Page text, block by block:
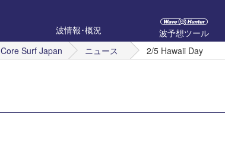
波情報･概況
波予想ツール
Core Surf Japan ニュース 2/5 Hawaii Day